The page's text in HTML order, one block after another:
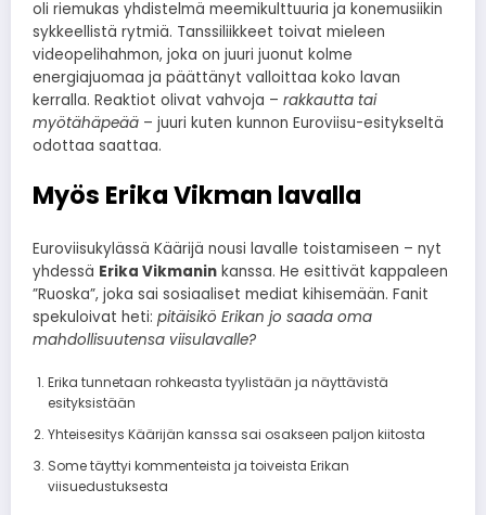
oli riemukas yhdistelmä meemikulttuuria ja konemusiikin
sykkeellistä rytmiä. Tanssiliikkeet toivat mieleen
videopelihahmon, joka on juuri juonut kolme
energiajuomaa ja päättänyt valloittaa koko lavan
kerralla. Reaktiot olivat vahvoja – rakkautta tai
myötähäpeää – juuri kuten kunnon Euroviisu-esitykseltä
odottaa saattaa.
Myös Erika Vikman lavalla
Euroviisukylässä Käärijä nousi lavalle toistamiseen – nyt
yhdessä Erika Vikmanin kanssa. He esittivät kappaleen
”Ruoska”, joka sai sosiaaliset mediat kihisemään. Fanit
spekuloivat heti: pitäisikö Erikan jo saada oma
mahdollisuutensa viisulavalle?
Erika tunnetaan rohkeasta tyylistään ja näyttävistä
esityksistään
Yhteisesitys Käärijän kanssa sai osakseen paljon kiitosta
Some täyttyi kommenteista ja toiveista Erikan
viisuedustuksesta